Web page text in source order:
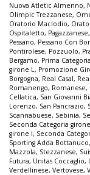
Nuova Atletic Almenno,
Olimpic Trezzanese,
Oratorio Maclodio,
Ospitaletto, Pagazzanese,
Pessano, Pessano Con
Pontirolese, Pozzuolo,
Bergamo, Prima
girone L , Promozione
Borgogna, Real Casal,
Romanengo, Romanese,
Cellatica, San Giovanni
Lorenzo, San Pancrazio,
Scannabuese, Sebinia,
Seconda Categoria
girone I, Seconda
Sporting Adda Bottanuco,
Mazzola, Stezzanese,
Futura, Unitas Coccaglio,
Verdellinese, Vertovese,